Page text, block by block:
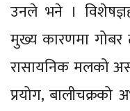
उनले भने ।
मुख्य कारणमा गोबर
रासायनिक मलको
प्रयोग, बालीचक्रको